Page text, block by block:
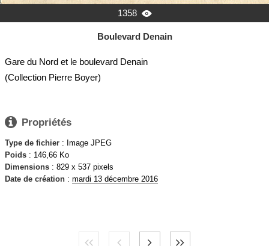
1358 
Boulevard Denain
Gare du Nord et le boulevard Denain
(Collection Pierre Boyer)
 Propriétés
Type de fichier : Image JPEG
Poids : 146,66 Ko
Dimensions : 829 x 537 pixels
Date de création : mardi 13 décembre 2016